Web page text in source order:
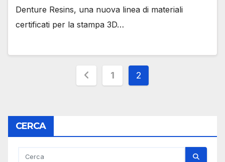
Denture Resins, una nuova linea di materiali
certificati per la stampa 3D…
Paginazione
1 2
CERCA